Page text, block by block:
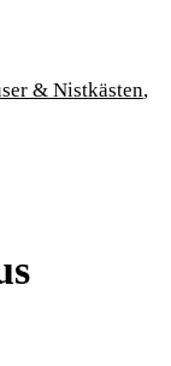
& Nistkästen,